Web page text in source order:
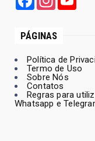
IMAGENS
MATA